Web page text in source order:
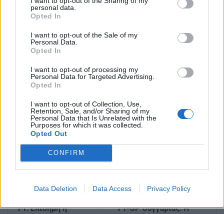
personal data.
Opted In
I want to opt-out of the Sale of my
Personal Data.
Opted In
I want to opt-out of processing my
Personal Data for Targeted Advertising.
Opted In
I want to opt-out of Collection, Use,
Retention, Sale, and/or Sharing of my
Personal Data that Is Unrelated with the
Purposes for which it was collected.
Opted Out
CONFIRM
Data Deletion Data Access Privacy Policy
Ο Carlos Sainz Sr.
δοκιμάζει τη Ford
Mustang GTD στη νέα
πίστα MADRING της
Formula 1…
F1: Άλλο ένα βάθρο για
Powertrains στο GP
Ουγγαρίας
F1: Επίσημη η
F1-GP Ουγγαρίας: Η